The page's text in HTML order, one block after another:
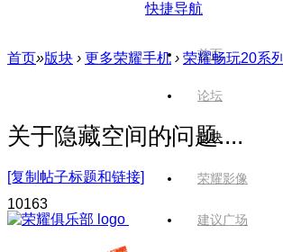
快捷导航
首页
论坛
版块
荣耀影像
建议广场
首页»版块 › 更多荣耀手机 › 荣耀畅玩20系列
关于隐藏空间的问题....
[复制帖子标题和链接]
10163